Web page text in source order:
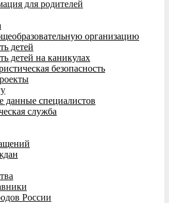
для родителей
организацию
детей
детей на каникулах
безопасность
данные специалистов
служба
России